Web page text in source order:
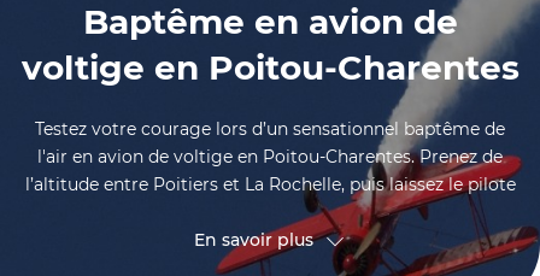
Baptême en avion de
voltige en Poitou-Charentes
Testez votre courage lors d’un sensationnel baptême de
l'air en avion de voltige en Poitou-Charentes. Prenez de
l’altitude entre Poitiers et La Rochelle, puis laissez le pilote
réaliser des acrobaties aériennes fortes en adrénaline : rase-
motte, looping, tonneau, chandelle… Avec les vignobles de
Cognac, le pays niortais et le littoral atlantique en toile de
En savoir plus